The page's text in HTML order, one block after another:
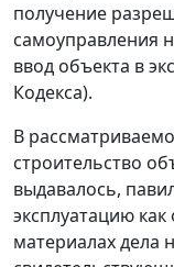
получение
самоуправления
ввод объекта в
Кодекса).
В
строительство
выдавалось,
эксплуатацию
материалах дела